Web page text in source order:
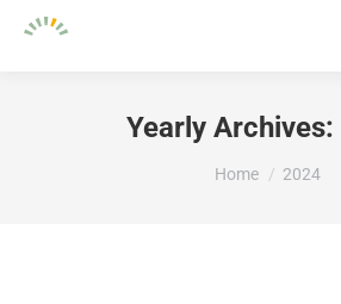
Yearly Archives:
You are here:
Home 2024